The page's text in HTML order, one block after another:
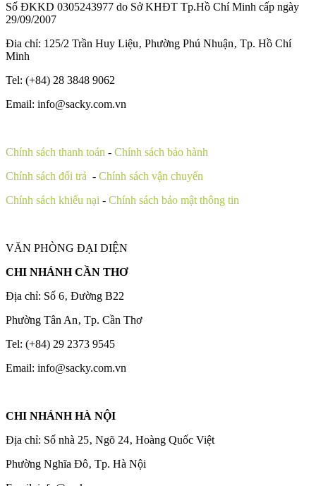
Số ĐKKD 0305243977 do Sở KHĐT Tp.Hồ Chí Minh cấp ngày
29/09/2007
Đia chỉ: 125/2 Trần Huy Liệu‚ Phường Phú Nhuận‚ Tp. Hồ Chí
Minh
Tel: (+84) 28 3848 9062
Email: info@sacky.com.vn
Chính sách thanh toán - Chính sách bảo hành
Chính sách đổi trả - Chính sách vận chuyển
Chính sách khiếu nại - Chính sách bảo mật thông tin
VĂN PHÒNG ĐẠI DIỆN
CHI NHÁNH CẦN THƠ
Địa chỉ: Số 6‚ Đường B22
Phường Tân An‚ Tp. Cần Thơ
Tel: (+84) 29 2373 9545
Email: info@sacky.com.vn
CHI NHÁNH HÀ NỘI
Địa chỉ: Số nhà 25‚ Ngõ 24‚ Hoàng Quốc Việt
Phường Nghĩa Đô‚ Tp. Hà Nội